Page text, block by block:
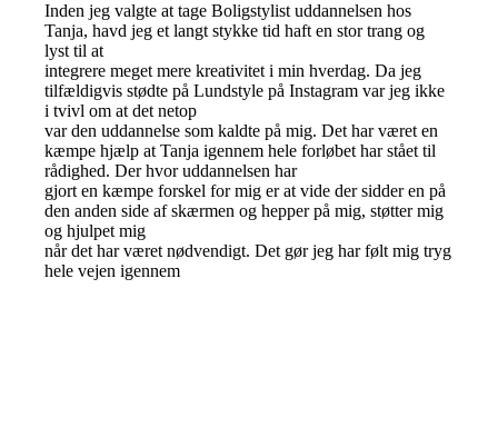
Inden jeg valgte at tage Boligstylist uddannelsen hos
Tanja, havd jeg et langt stykke tid haft en stor trang og
lyst til at
integrere meget mere kreativitet i min hverdag. Da jeg
tilfældigvis stødte på Lundstyle på Instagram var jeg ikke
i tvivl om at det netop
var den uddannelse som kaldte på mig. Det har været en
kæmpe hjælp at Tanja igennem hele forløbet har stået til
rådighed. Der hvor uddannelsen har
gjort en kæmpe forskel for mig er at vide der sidder en på
den anden side af skærmen og hepper på mig, støtter mig
og hjulpet mig
når det har været nødvendigt. Det gør jeg har følt mig tryg
hele vejen igennem